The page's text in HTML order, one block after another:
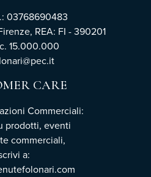
03768690483
REA: FI - 390201
15.000.000
CARE
Commerciali:
prodotti, eventi
commerciali,
a: